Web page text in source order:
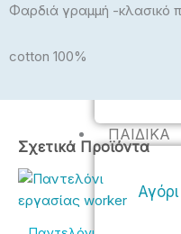
ΠΑΙΔΙΚΆ
Αγόρι
Φαρδιά γραμμή -κλασικό
cotton 100%
Σχετικά ΠροϊόνταPrice
Αυτό
το
προϊόν
έχει